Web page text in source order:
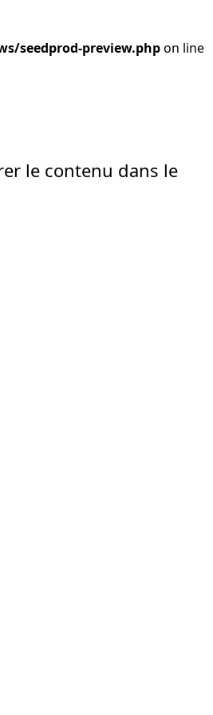
seedprod-preview.phpon line
le contenu dans le